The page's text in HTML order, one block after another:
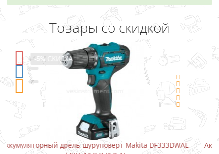
Товары со скидкой
DF333DWAE
-5%СКИДКА
Аккумуляторный шуруповерт-отвертка